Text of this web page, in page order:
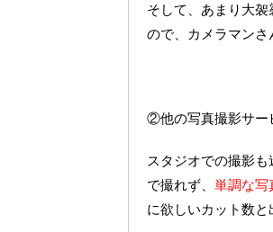
そして、あまり大
ので、カメラマンさ
②他の写真撮影サー
スタジオでの撮影
で撮れず、 単調な写
に欲しいカット数と